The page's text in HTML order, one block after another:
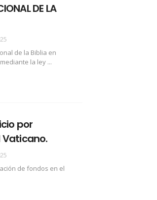
DE LA
de la Biblia en
la ley ...
por
de fondos en el